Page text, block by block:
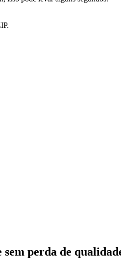
perda de